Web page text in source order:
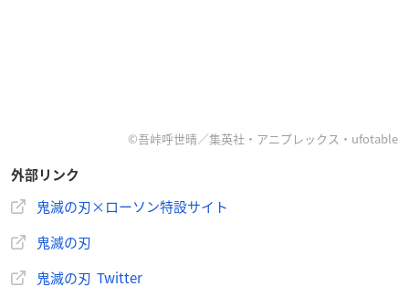
©吾峠呼世晴／集英社・アニプレックス・ufotable
外部リンク
鬼滅の刃×ローソン特設サイト
鬼滅の刃
鬼滅の刃 Twitter